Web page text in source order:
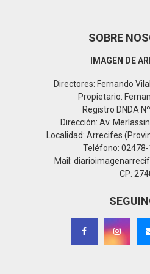
SOBRE
IMAGEN DE
Directores: Fernando
Propietario:
Registro DNDA
Dirección: Av.
Localidad: Arrecifes
Teléfono:
Mail:
CP: